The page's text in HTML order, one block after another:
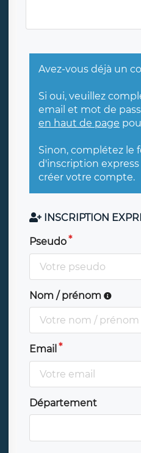
Avez-vous déjà un
Si oui, veuillez
email et mot de
en haut de page
Sinon, complétez le
d'inscription
créer votre compte.
INSCRIPTION
Pseudo
Nom / prénom
Email
Département